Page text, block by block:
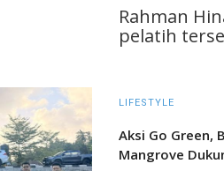
Rahman
pelatih
LIFESTYLE
Aksi Go Green,
Mangrove